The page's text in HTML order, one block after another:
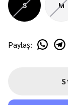
S M
Paylaş: